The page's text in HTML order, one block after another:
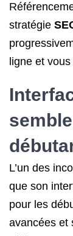
stratégie
ligne et
L’un des
que son
pour les
avancées et